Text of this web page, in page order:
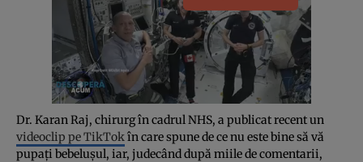
Dr. Karan Raj, chirurg în cadrul NHS, a publicat recent un
videoclip pe TikTokîn care spune de ce nu este bine să vă
pupați bebelușul, iar, judecând după miile de comentarii,